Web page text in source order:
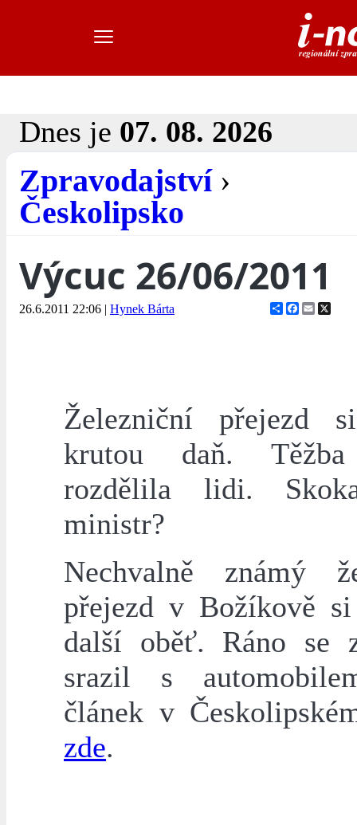
Dnes je 07. 08. 2026
Zpravodajství›
Českolipsko
Výcuc 26/06/2011
26.6.2011 22:06 | Hynek Bárta ShareFacebook
Email
Železniční přejezd
krutou daň.
rozdělila lidi.
ministr?
Nechvalně známý
přejezd v Božíkově
další oběť. Ráno se
srazil s
článek v
zde.